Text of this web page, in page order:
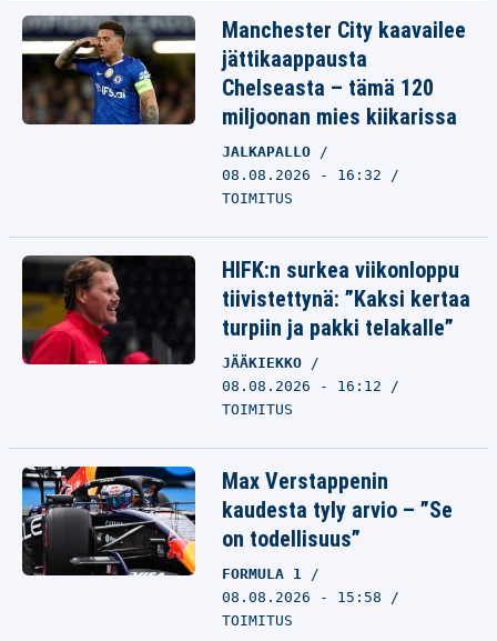
Manchester City kaavailee
jättikaappausta
Chelseasta – tämä 120
miljoonan mies kiikarissa
JALKAPALLO
08.08.2026 - 16:32
TOIMITUS
HIFK:n surkea viikonloppu
tiivistettynä: ”Kaksi kertaa
turpiin ja pakki telakalle”
JÄÄKIEKKO
08.08.2026 - 16:12
TOIMITUS
Max Verstappenin
kaudesta tyly arvio – ”Se
on todellisuus”
FORMULA 1
08.08.2026 - 15:58
TOIMITUS